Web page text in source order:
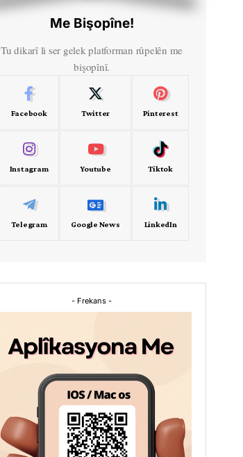
Me Bişopîne!
Tu dikarî li ser gelek platforman rûpelên me
bişopînî.
Facebook Twitter Pinterest
Instagram Youtube Tiktok
Telegram Google News LinkedIn
- Frekans -